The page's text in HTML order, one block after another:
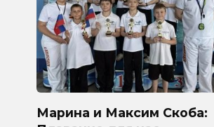
Марина и Максим Скоба: